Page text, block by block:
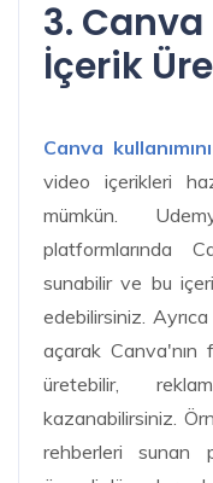
3.
İçerik
Canva
video içerikleri
mümkün.
platformlarında
sunabilir ve bu
edebilirsiniz.
açarak Canva'nın
üretebilir,
kazanabilirsiniz.
rehberleri sunan